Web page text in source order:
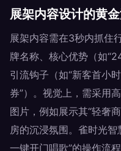
展架内容设计的黄金
展架内容需在3秒内抓住
牌名称、核心优势（如
引流钩子（如“新客首小
券”）。视觉上，需采用
图片，例如展示其“轻奢
房的沉浸氛围。雀时光
一键开门唱歌”的操作流